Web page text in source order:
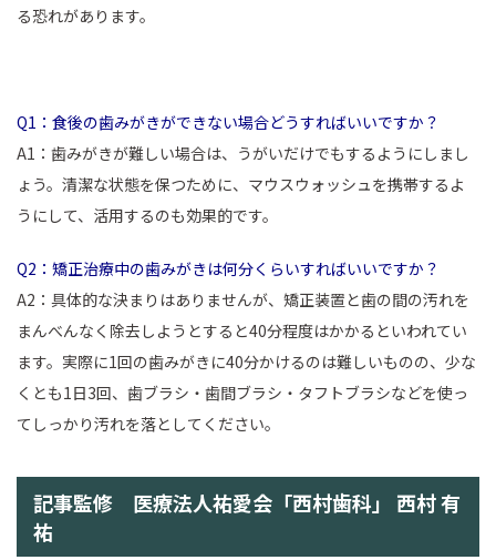
る恐れがあります。
Q1：食後の歯みがきができない場合どうすればいいですか？
A1：歯みがきが難しい場合は、うがいだけでもするようにしまし
ょう。清潔な状態を保つために、マウスウォッシュを携帯するよ
うにして、活用するのも効果的です。
Q2：矯正治療中の歯みがきは何分くらいすればいいですか？
A2：具体的な決まりはありませんが、矯正装置と歯の間の汚れを
まんべんなく除去しようとすると40分程度はかかるといわれてい
ます。実際に1回の歯みがきに40分かけるのは難しいものの、少な
くとも1日3回、歯ブラシ・歯間ブラシ・タフトブラシなどを使っ
てしっかり汚れを落としてください。
記事監修 医療法人祐愛会「西村歯科」 西村 有
祐